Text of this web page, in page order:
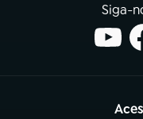
Siga-